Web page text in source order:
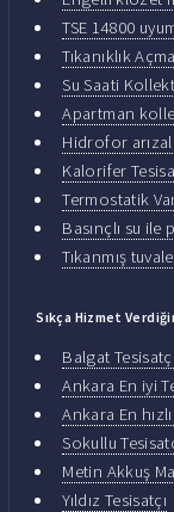
TSE 14800
Tıkanıklık Açma
Su Saati
Apartman
Hidrofor
Kalorifer
Termostatik
Basınçlı su ile
Tıkanmış
Sıkça Hizmet
Balgat Tesisatçı
Ankara En iyi
Ankara En
Sokullu
Metin Akkuş
Yıldız Tesisatçı